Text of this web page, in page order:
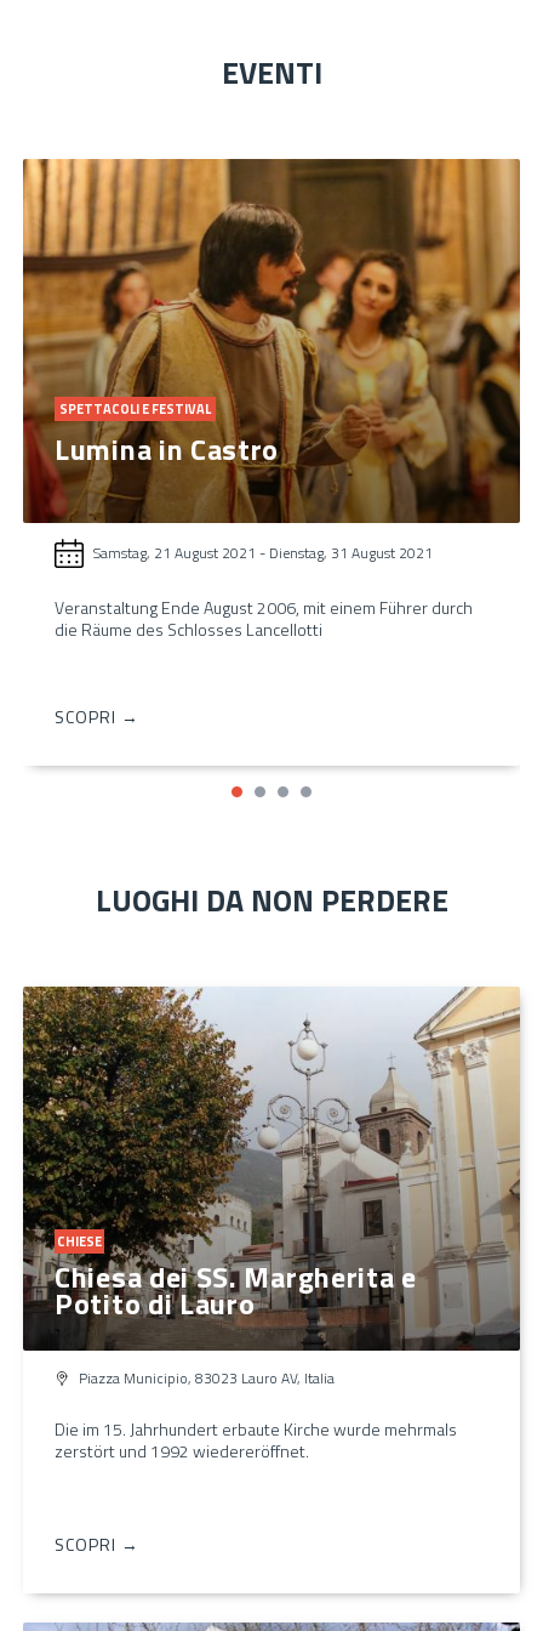
EVENTI
SPETTACOLI E FESTIVAL
Lumina in Castro
Samstag, 21 August 2021 - Dienstag, 31 August 2021
Veranstaltung Ende August 2006, mit einem Führer durch
die Räume des Schlosses Lancellotti
SCOPRI →
LUOGHI DA NON PERDERE
CHIESE
Chiesa dei SS. Margherita e
Potito di Lauro
Piazza Municipio, 83023 Lauro AV, Italia
Die im 15. Jahrhundert erbaute Kirche wurde mehrmals
zerstört und 1992 wiedereröffnet.
SCOPRI →